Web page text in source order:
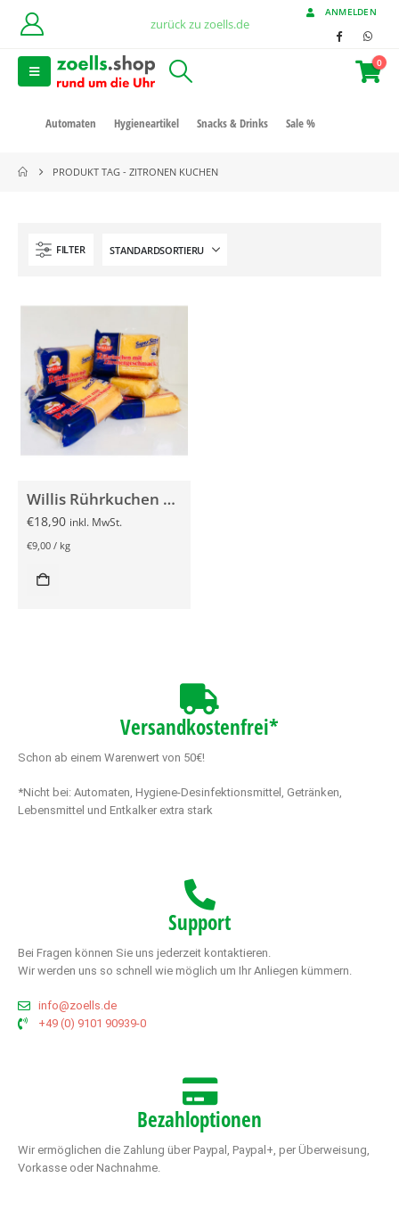
zurück zu zoells.de
ANMELDEN
0
Automaten Hygieneartikel Snacks & Drinks Sale %
PRODUKT TAG -ZITRONEN KUCHEN
FILTER
Willis Rührkuchen mit Zitronengeschmack 30x 70g
€18,90 inkl. MwSt.
€9,00 / kg
Versandkostenfrei*
Schon ab einem Warenwert von 50€!
*Nicht bei: Automaten, Hygiene-Desinfektionsmittel, Getränken,
Lebensmittel und Entkalker extra stark
Support
Bei Fragen können Sie uns jederzeit kontaktieren.
Wir werden uns so schnell wie möglich um Ihr Anliegen kümmern.
info@zoells.de
+49 (0) 9101 90939-0
Bezahloptionen
Wir ermöglichen die Zahlung über Paypal, Paypal+, per Überweisung,
Vorkasse oder Nachnahme.